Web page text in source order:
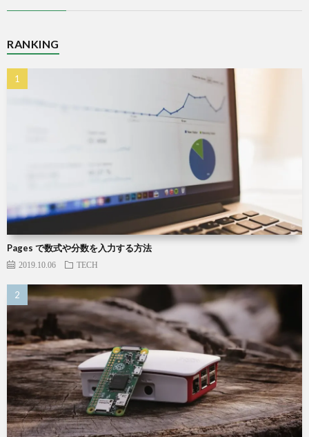
RANKING
Pages で数式や分数を入力する方法
2019.10.06 TECH